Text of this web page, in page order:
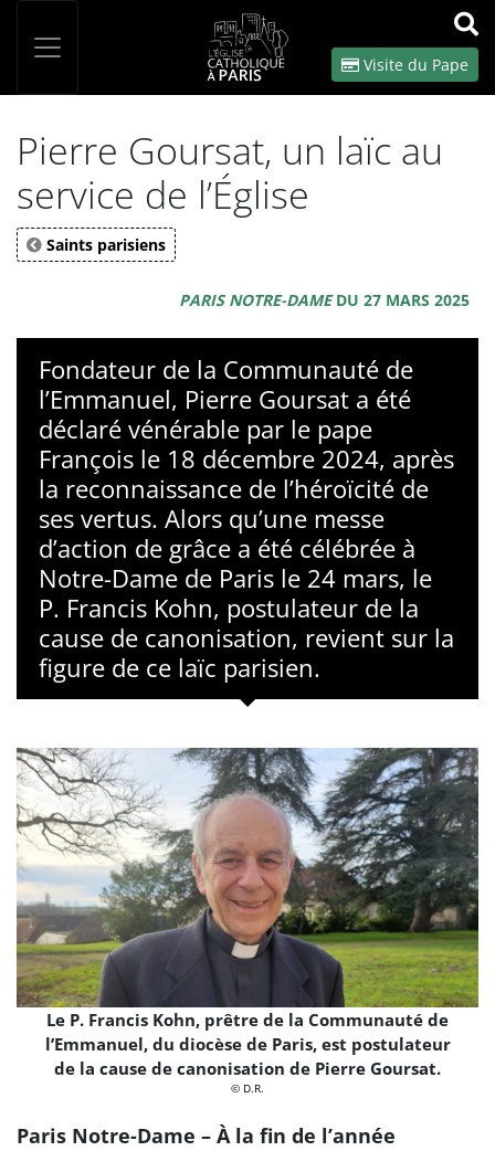
OK
Visite du Pape
Pierre Goursat, un laïc au
service de l’Église
Saints parisiens
PARIS NOTRE-DAMEDU 27 MARS 2025
Fondateur de la Communauté de
l’Emmanuel, Pierre Goursat a été
déclaré vénérable par le pape
François le 18 décembre 2024, après
la reconnaissance de l’héroïcité de
ses vertus. Alors qu’une messe
d’action de grâce a été célébrée à
Notre-Dame de Paris le 24 mars, le
P. Francis Kohn, postulateur de la
cause de canonisation, revient sur la
figure de ce laïc parisien.
Le P. Francis Kohn, prêtre de la Communauté de
l’Emmanuel, du diocèse de Paris, est postulateur
de la cause de canonisation de Pierre Goursat.
© D.R.
Paris Notre-Dame – À la fin de l’année
Panneau de gestion des cookies